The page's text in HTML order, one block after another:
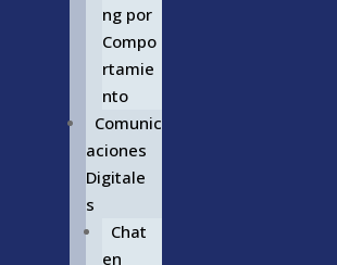
ng por
Compo
rtamie
nto
Comunic
aciones
Digitale
s
Chat
en